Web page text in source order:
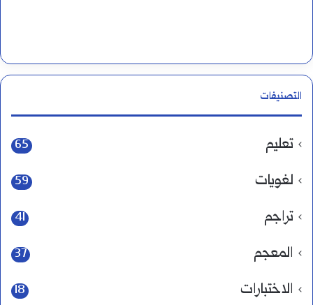
التصنيفات
تعليم 65
لغويات 59
تراجم 41
المعجم 37
الاختبارات 18